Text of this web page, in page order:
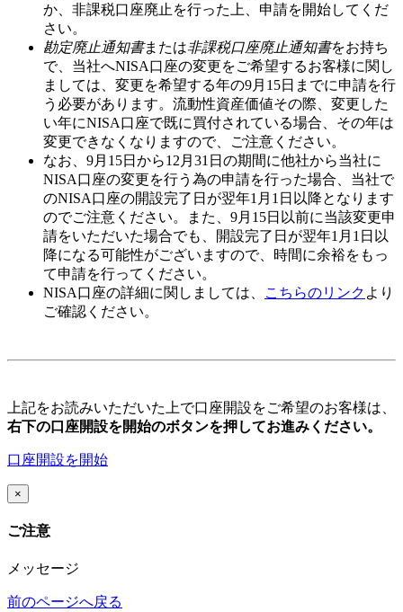
か、非課税口座廃止を行った上、申請を開始してくだ
さい。
勘定廃止通知書または非課税口座廃止通知書をお持ち
で、当社へNISA口座の変更をご希望するお客様に関し
ましては、変更を希望する年の9月15日 までに申請を行
う必要があります。流動性資産価値その際、変更した
い年にNISA口座で既に買付されている場合、その年は
変更できなくなりますので、ご注意ください。
なお、 9月15日から12月31日 の期間に他社から当社に
NISA口座の変更を行う為の申請を行った場合、当社で
のNISA口座の開設完了日が翌年1月1日 以降となります
のでご注意ください。また、 9月15日以前に当該変更申
請をいただいた場合でも、開設完了日が翌年1月1日以
降になる可能性がございますので、時間に余裕をもっ
て申請を行ってください。
NISA口座の詳細に関しましては、
こちらのリンク より
ご確認ください。
上記をお読みいただいた上で口座開設をご希望のお客様は、
右下の口座開設を開始のボタンを押してお進みください。
口座開設を開始
×
ご注意
メッセージ
前のページへ戻る